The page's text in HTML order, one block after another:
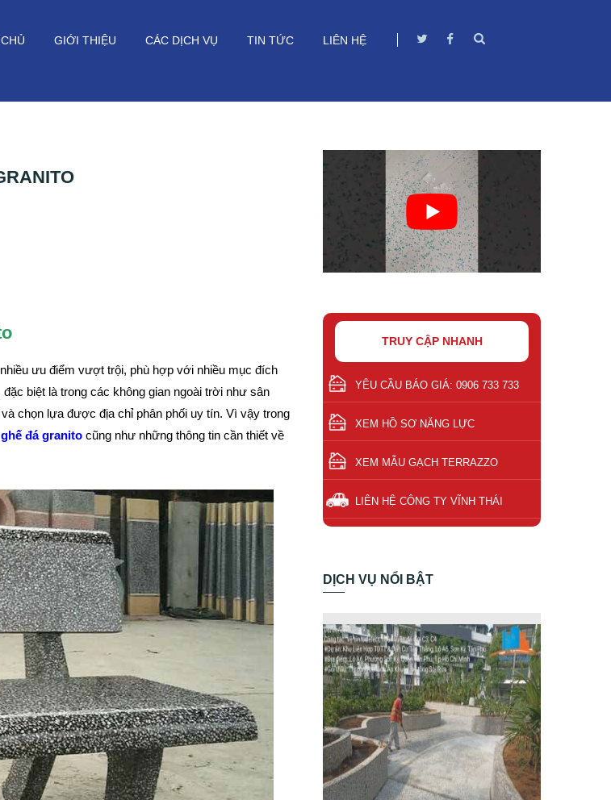
GIỚI THIỆU CÁC DỊCH VỤ TIN TỨC LIÊN HỆ
ưu điểm vượt trội, phù hợp với nhiều mục đích
biệt là trong các không gian ngoài trời như sân
chọn lựa được địa chỉ phân phối uy tín. Vì vậy trong
ghế đá granito cũng như những thông tin cần thiết về
TRUY CẬP NHANH
YÊU CẦU BÁO GIÁ: 0906 733 733
XEM HỒ SƠ NĂNG LỰC
XEM MẪU GẠCH TERRAZZO
LIÊN HỆ CÔNG TY VĨNH THÁI
DỊCH VỤ NỔI BẬT